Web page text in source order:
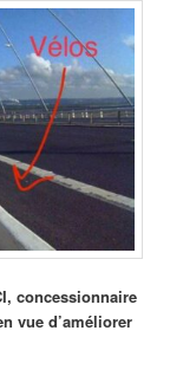
concessionnaire
vue d’améliorer